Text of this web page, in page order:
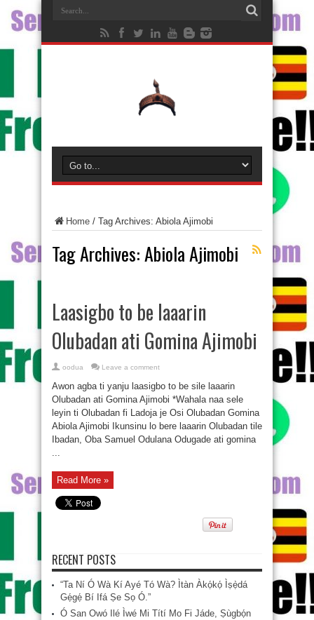
Home / Tag Archives: Abiola Ajimobi
Tag Archives:Abiola Ajimobi
Laasigbo to be laaarin
Olubadan ati Gomina Ajimobi
oodua Leave a comment
Awon agba ti yanju laasigbo to be sile laaarin
Olubadan ati Gomina Ajimobi *Wahala naa sele
leyin ti Olubadan fi Ladoja je Osi Olubadan Gomina
Abiola Ajimobi Ikunsinu lo bere laaarin Olubadan tile
Ibadan, Oba Samuel Odulana Odugade ati gomina
...
Read More »
RECENT POSTS
“Ta Ní Ó Wà Kí Ayé Tó Wà? Ìtàn Àkọ́kọ́ Ìṣẹ̀dá
Gẹ́gẹ́ Bí Ifá Ṣe Sọ Ó.”
Ó San Owó Ilé Ìwé Mi Títí Mo Fi Jáde, Ṣùgbọ́n